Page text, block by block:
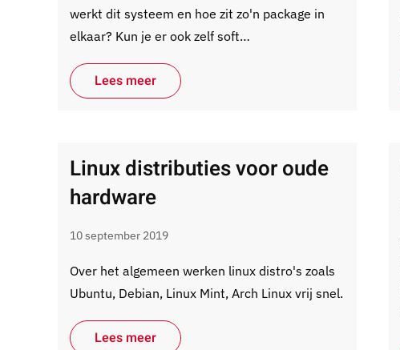
werkt dit systeem en hoe zit zo'n package in
elkaar? Kun je er ook zelf soft…
Lees meer
Linux distributies voor oude
hardware
10 september 2019
Over het algemeen werken linux distro's zoals
Ubuntu, Debian, Linux Mint, Arch Linux vrij snel.
Lees meer